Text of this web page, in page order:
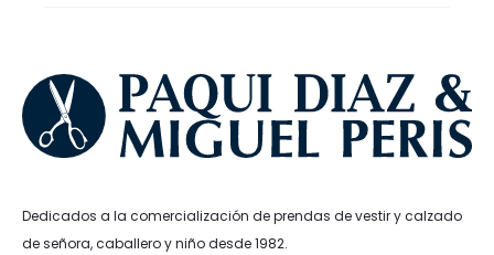
Dedicados a la comercialización de prendas de vestir y calzado
de señora, caballero y niño desde 1982.